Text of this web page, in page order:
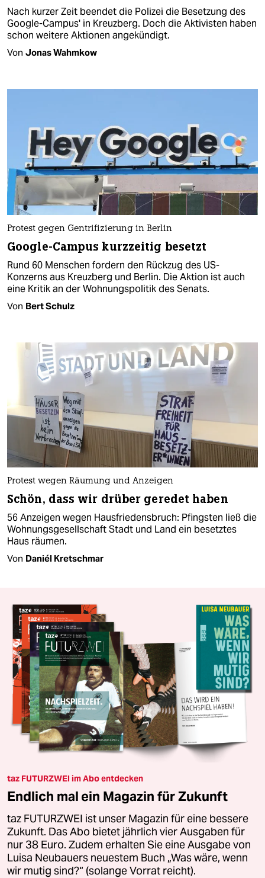
Nach kurzer Zeit beendet die Polizei die Besetzung des
Google-Campus' in Kreuzberg. Doch die Aktivisten haben
schon weitere Aktionen angekündigt.
Von Jonas Wahmkow
Protest gegen Gentrifizierung in Berlin
Google-Campus kurzzeitig besetzt
Rund 60 Menschen fordern den Rückzug des US-
Konzerns aus Kreuzberg und Berlin. Die Aktion ist auch
eine Kritik an der Wohnungspolitik des Senats.
Von Bert Schulz
Protest wegen Räumung und Anzeigen
Schön, dass wir drüber geredet haben
56 Anzeigen wegen Hausfriedensbruch: Pfingsten ließ die
Wohnungsgesellschaft Stadt und Land ein besetztes
Haus räumen.
Von Daniél Kretschmar
taz FUTURZWEI im Abo entdecken
Endlich mal ein Magazin für Zukunft
taz FUTURZWEI ist unser Magazin für eine bessere
Zukunft. Das Abo bietet jährlich vier Ausgaben für
nur 38 Euro. Zudem erhalten Sie eine Ausgabe von
Luisa Neubauers neuestem Buch „Was wäre, wenn
wir mutig sind?“ (solange Vorrat reicht).